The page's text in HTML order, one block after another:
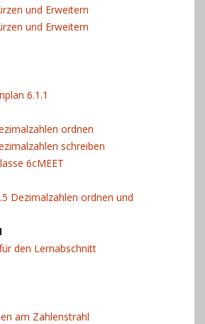
und Erweitern
und Erweitern
6.1.1
ordnen
schreiben
6cMEET
Dezimalzahlen ordnen und
den Lernabschnitt
am Zahlenstrahl